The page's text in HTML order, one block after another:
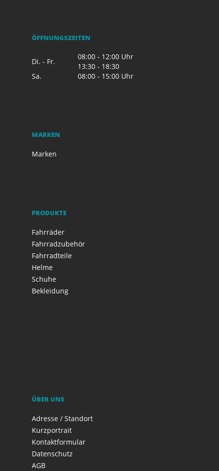
ÖFFNUNGSZEITEN
Di. - Fr.
08:00 - 12:00 Uhr
13:30 - 18:30
Sa.
08:00 - 15:00 Uhr
MARKEN
Marken
PRODUKTE
Fahrräder
Fahrradzubehör
Fahrradteile
Helme
Schuhe
Bekleidung
ÜBER UNS
Adresse / Standort
Kurzportrait
Kontaktformular
Datenschutz
AGB